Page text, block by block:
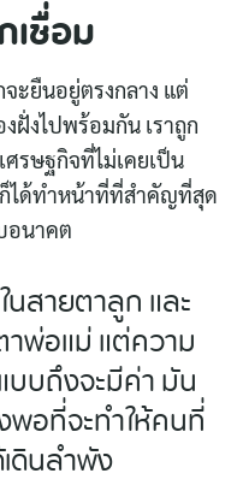
ชื่อม
จะยืนอยู่ตรงกลาง แต่
ฝั่งไปพร้อมกัน เราถูก
รษฐกิจที่ไม่เคยเป็น
ก็ได้ทำหน้าที่ที่สำคัญที่สุด
อนาคต
สายตาลูก และ
าพ่อแม่ แต่ความ
บถึงจะมีค่า มัน
พอที่จะทำให้คนที่
เดินลำพัง